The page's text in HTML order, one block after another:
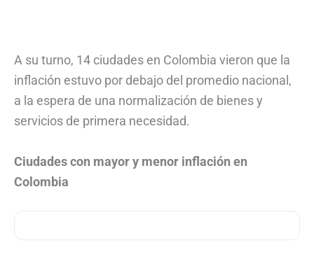
A su turno, 14 ciudades en Colombia vieron que la
inflación estuvo por debajo del promedio nacional,
a la espera de una normalización de bienes y
servicios de primera necesidad.
Ciudades con mayor y menor inflación en
Colombia